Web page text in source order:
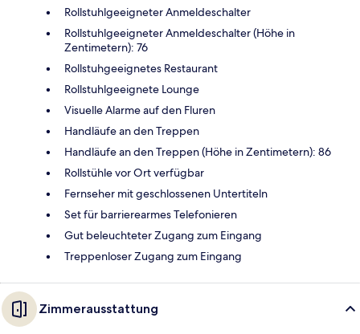
Rollstuhlgeeigneter Anmeldeschalter
Rollstuhlgeeigneter Anmeldeschalter (Höhe in
Zentimetern): 76
Rollstuhgeeignetes Restaurant
Rollstuhlgeeignete Lounge
Visuelle Alarme auf den Fluren
Handläufe an den Treppen
Handläufe an den Treppen (Höhe in Zentimetern): 86
Rollstühle vor Ort verfügbar
Fernseher mit geschlossenen Untertiteln
Set für barrierearmes Telefonieren
Gut beleuchteter Zugang zum Eingang
Treppenloser Zugang zum Eingang
Zimmerausstattung